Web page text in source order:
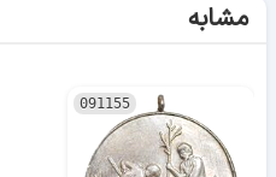
مشابه
091155